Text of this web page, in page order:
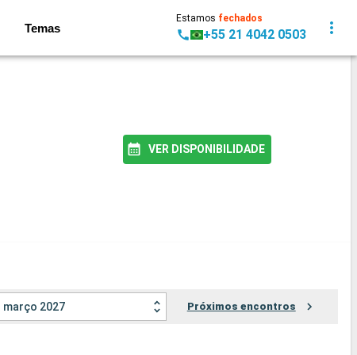
Temas
Estamos fechados
+55 21 4042 0503
VER DISPONIBILIDADE
março 2027 Próximos encontros